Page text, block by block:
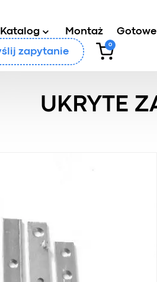
Katalog Montaż
zapytanie
0
/ Ukryte zapięcie „Wąż” 70 mm
UKRYTE